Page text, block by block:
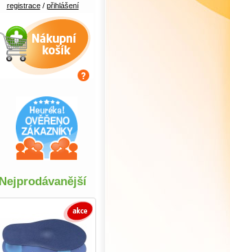
registrace/ přihlášení
Nákupní košík
Nejprodávanější